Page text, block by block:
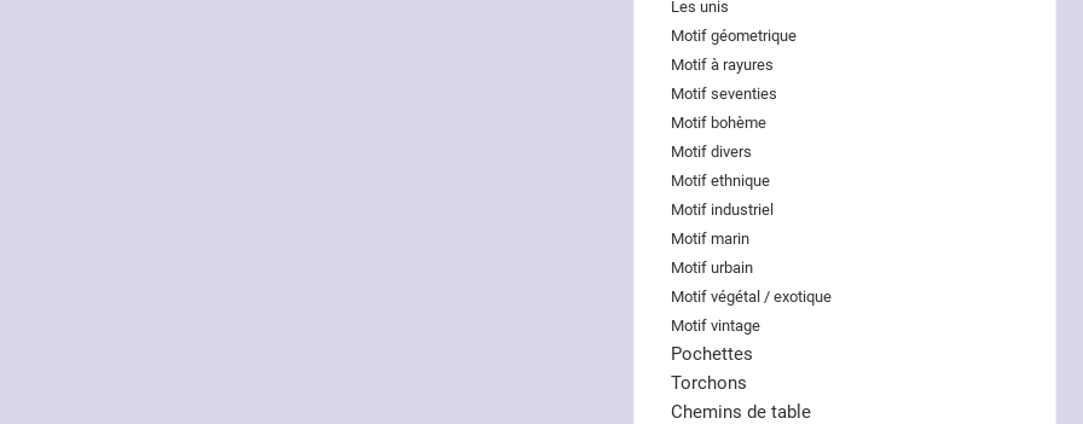
Les unis
Motif géometrique
Motif à rayures
Motif seventies
Motif bohème
Motif divers
Motif ethnique
Motif industriel
Motif marin
Motif urbain
Motif végétal / exotique
Motif vintage
Pochettes
Torchons
Chemins de table